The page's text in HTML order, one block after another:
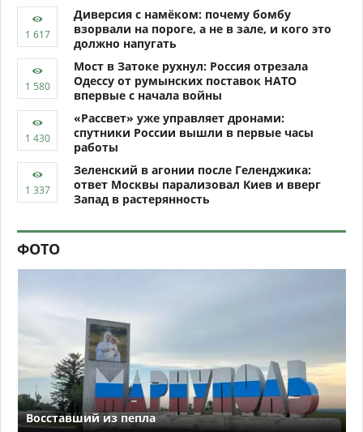
Диверсия с намёком: почему бомбу
взорвали на пороге, а не в зале, и кого это
должно напугать
Мост в Затоке рухнул: Россия отрезала
Одессу от румынских поставок НАТО
впервые с начала войны
«Рассвет» уже управляет дронами:
спутники России вышли в первые часы
работы
Зеленский в агонии после Геленджика:
ответ Москвы парализовал Киев и вверг
Запад в растерянность
ФОТО
Восставший из пепла